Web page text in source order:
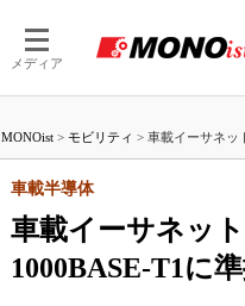
メディア
つ
MONOist > モビリティ > 車載イーサネッ
車載イーサネッ
1000BASE-T1に
車載半導体